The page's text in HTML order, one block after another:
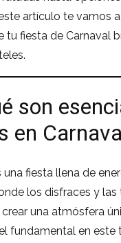
artículo te vamos
tu fiesta de Carnaval
son
en
una fiesta llena de
los disfraces y las
una atmósfera
fundamental en este